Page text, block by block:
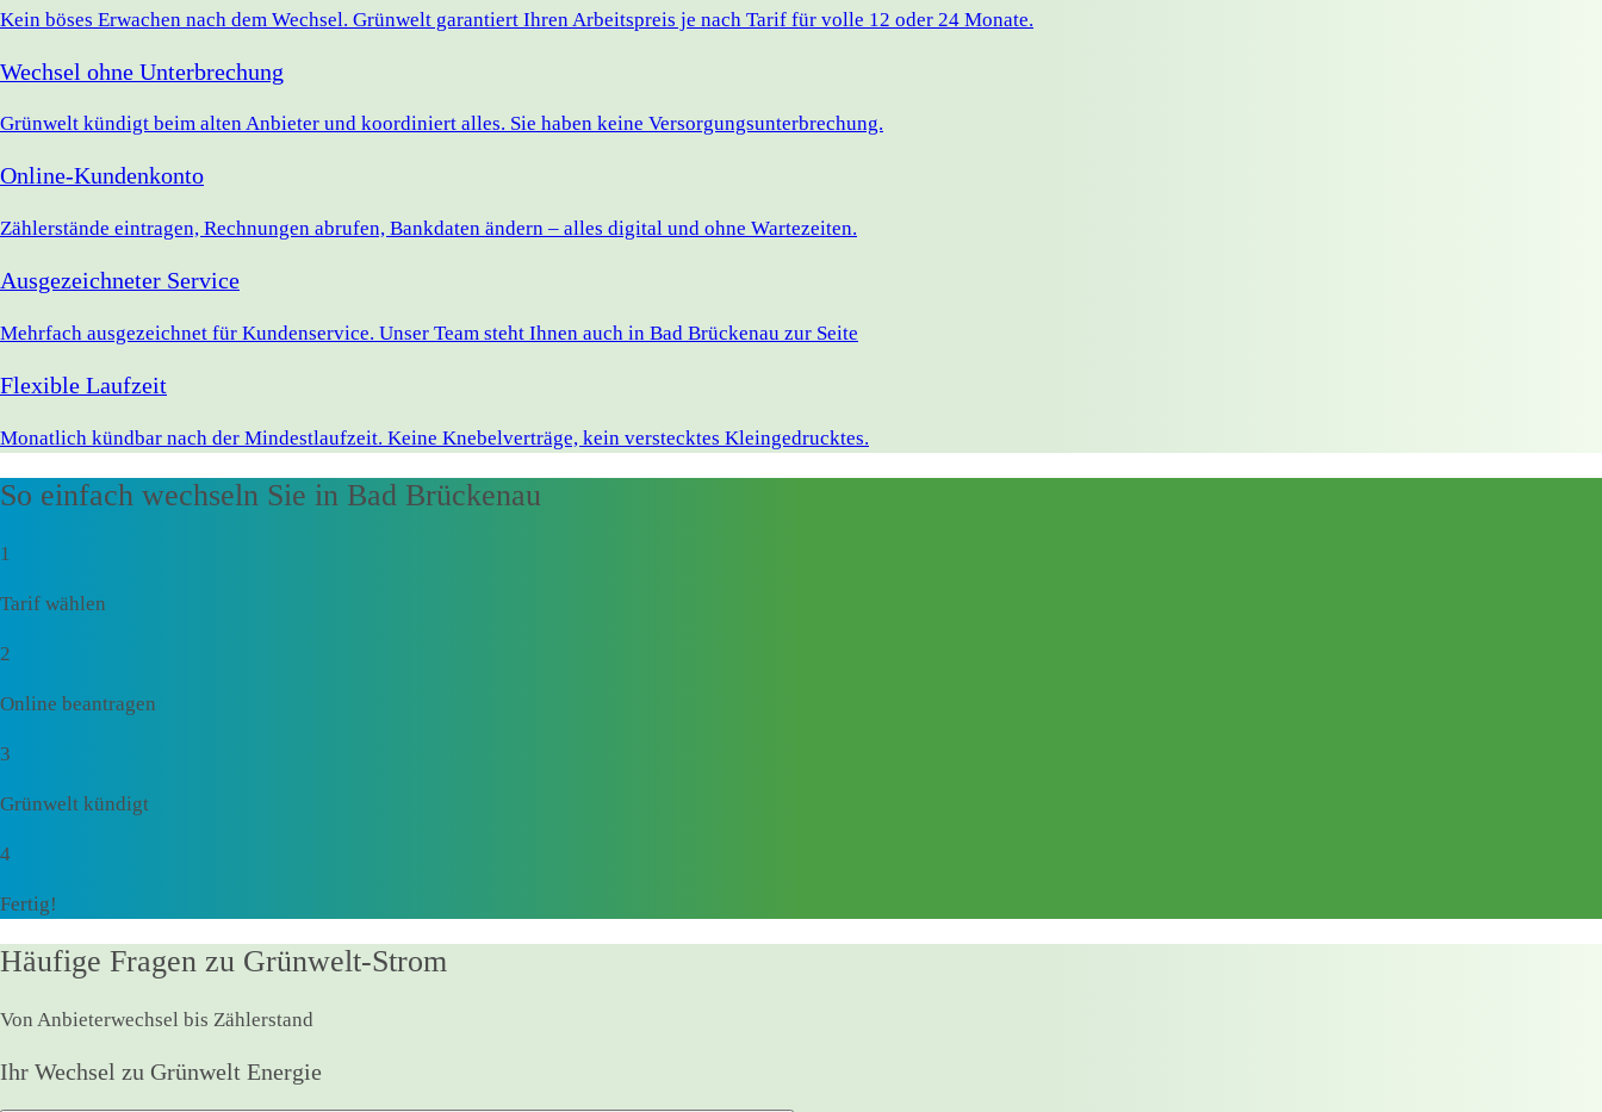
Kein böses Erwachen nach dem Wechsel. Grünwelt garantiert Ihren Arbeitspreis je nach Tarif für volle 12 oder 24 Monate.
Wechsel ohne Unterbrechung
Grünwelt kündigt beim alten Anbieter und koordiniert alles. Sie haben keine Versorgungsunterbrechung.
Online-Kundenkonto
Zählerstände eintragen, Rechnungen abrufen, Bankdaten ändern – alles digital und ohne Wartezeiten.
Ausgezeichneter Service
Mehrfach ausgezeichnet für Kundenservice. Unser Team steht Ihnen auch in Bad Brückenau zur Seite
Flexible Laufzeit
Monatlich kündbar nach der Mindestlaufzeit. Keine Knebelverträge, kein verstecktes Kleingedrucktes.
So einfach wechseln Sie in Bad Brückenau
1
Tarif wählen
2
Online beantragen
3
Grünwelt kündigt
4
Fertig!
Häufige Fragen zu Grünwelt-Strom
Von Anbieterwechsel bis Zählerstand
Ihr Wechsel zu Grünwelt Energie